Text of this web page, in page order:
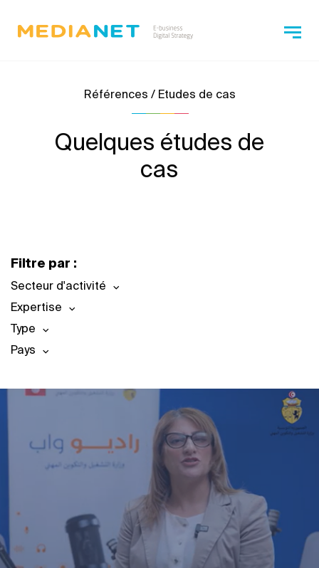
Références / Etudes de cas
Quelques études de
cas
Filtre par :
Secteur d'activité
Expertise
Type
Pays